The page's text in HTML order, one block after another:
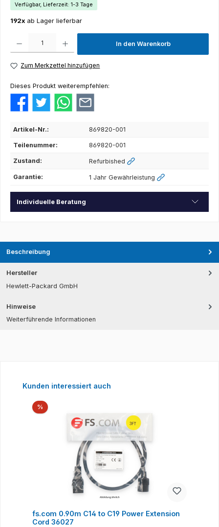
Verfügbar, Lieferzeit: 1-3 Tage
192x ab Lager lieferbar
In den Warenkorb
Zum Merkzettel hinzufügen
Dieses Produkt weiterempfehlen:
Artikel-Nr.: 869820-001
Teilenummer: 869820-001
Zustand: Refurbished
Garantie: 1 Jahr Gewährleistung
Individuelle Beratung
Beschreibung
Hersteller
Hewlett-Packard GmbH
Hinweise
Weiterführende Informationen
Produktgalerie überspringen
Kunden interessiert auch
%Rabatt
fs.com 0.90m C14 to C19 Power Extension
Cord 36027